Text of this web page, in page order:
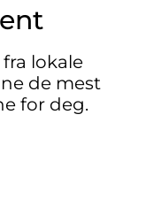
lokale
de mest
for deg.